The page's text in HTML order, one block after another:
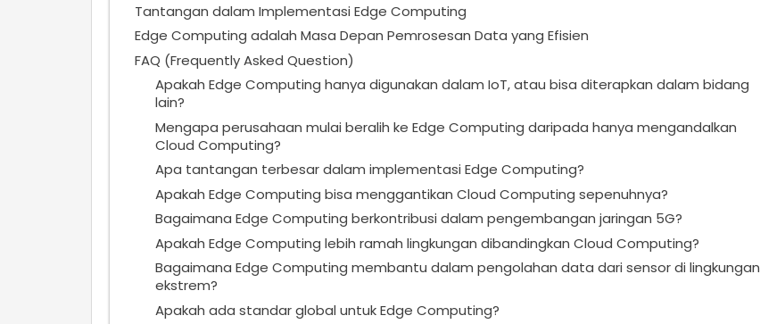
Tantangan dalam Implementasi Edge Computing
Edge Computing adalah Masa Depan Pemrosesan Data yang Efisien
FAQ (Frequently Asked Question)
Apakah Edge Computing hanya digunakan dalam IoT, atau bisa diterapkan dalam bidang
lain?
Mengapa perusahaan mulai beralih ke Edge Computing daripada hanya mengandalkan
Cloud Computing?
Apa tantangan terbesar dalam implementasi Edge Computing?
Apakah Edge Computing bisa menggantikan Cloud Computing sepenuhnya?
Bagaimana Edge Computing berkontribusi dalam pengembangan jaringan 5G?
Apakah Edge Computing lebih ramah lingkungan dibandingkan Cloud Computing?
Bagaimana Edge Computing membantu dalam pengolahan data dari sensor di lingkungan
ekstrem?
Apakah ada standar global untuk Edge Computing?